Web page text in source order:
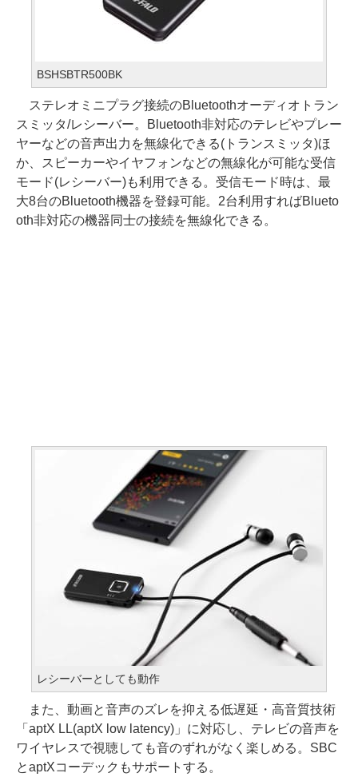
BSHSBTR500BK
ステレオミニプラグ接続のBluetoothオーディオトラン
スミッタ/レシーバー。Bluetooth非対応のテレビやプレー
ヤーなどの音声出力を無線化できる(トランスミッタ)ほ
か、スピーカーやイヤフォンなどの無線化が可能な受信
モード(レシーバー)も利用できる。受信モード時は、最
大8台のBluetooth機器を登録可能。2台利用すればBlueto
oth非対応の機器同士の接続を無線化できる。
レシーバーとしても動作
また、動画と音声のズレを抑える低遅延・高音質技術
「aptX LL(aptX low latency)」に対応し、テレビの音声を
ワイヤレスで視聴しても音のずれがなく楽しめる。SBC
とaptXコーデックもサポートする。